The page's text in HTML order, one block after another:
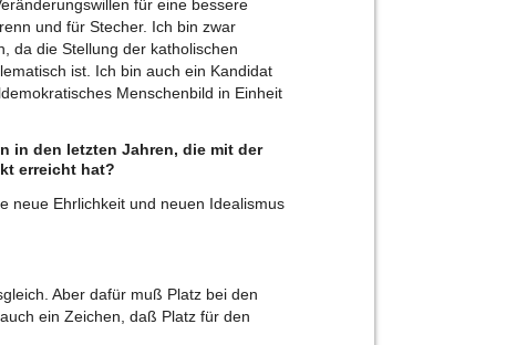
für eine bessere
und für Stecher. Ich bin zwar
da die Stellung der katholischen
ist. Ich bin auch ein Kandidat
Menschenbild in Einheit
in den letzten Jahren, die mit der
erreicht hat?
neue Ehrlichkeit und neuen Idealismus
Aber dafür muß Platz bei den
ein Zeichen, daß Platz für den